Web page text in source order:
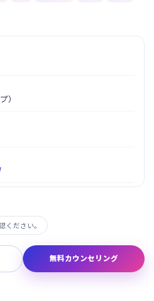
）
ください。
無料カウンセリング